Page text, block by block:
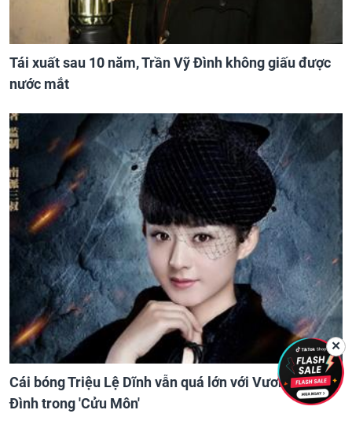
Tái xuất sau 10 năm, Trần Vỹ Đình không giấu được
nước mắt
Cái bóng Triệu Lệ Dĩnh vẫn quá lớn với Vương Dịch
Đình trong 'Cửu Môn'
✕